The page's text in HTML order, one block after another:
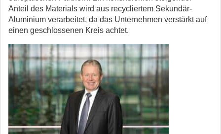
Anteil des Materials wird aus recycliertem Sekundär-
Aluminium verarbeitet, da das Unternehmen verstärkt auf
einen geschlossenen Kreis achtet.